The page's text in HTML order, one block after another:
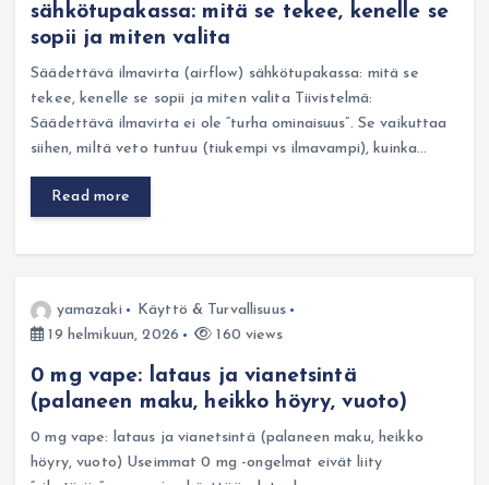
sähkötupakassa: mitä se tekee, kenelle se
sopii ja miten valita
Säädettävä ilmavirta (airflow) sähkötupakassa: mitä se
tekee, kenelle se sopii ja miten valita Tiivistelmä:
Säädettävä ilmavirta ei ole “turha ominaisuus”. Se vaikuttaa
siihen, miltä veto tuntuu (tiukempi vs ilmavampi), kuinka…
Read more
yamazaki
Käyttö & Turvallisuus
19 helmikuun, 2026
160 views
0 mg vape: lataus ja vianetsintä
(palaneen maku, heikko höyry, vuoto)
0 mg vape: lataus ja vianetsintä (palaneen maku, heikko
höyry, vuoto) Useimmat 0 mg -ongelmat eivät liity